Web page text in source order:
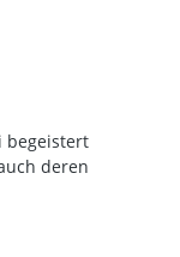
begeistert
deren